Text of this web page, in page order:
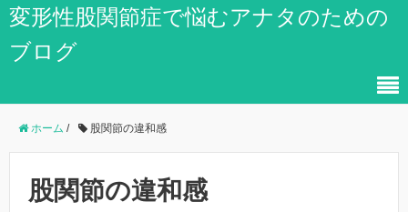
変形性股関節症で悩むアナタのための
ブログ
ホーム / 股関節の違和感
股関節の違和感